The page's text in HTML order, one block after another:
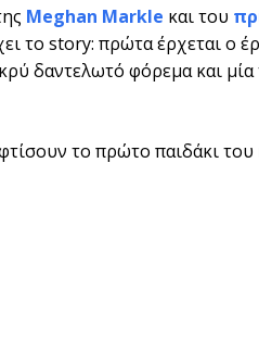
Meghan Markle και του
το story: πρώτα έρχεται ο
δαντελωτό φόρεμα και μία
το πρώτο παιδάκι